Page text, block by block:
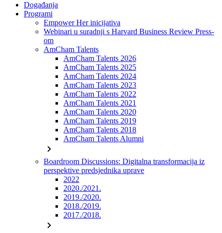
Događanja
Programi
Empower Her inicijativa
Webinari u suradnji s Harvard Business Review Press-
om
AmCham Talents
AmCham Talents 2026
AmCham Talents 2025
AmCham Talents 2024
AmCham Talents 2023
AmCham Talents 2022
AmCham Talents 2021
AmCham Talents 2020
AmCham Talents 2019
AmCham Talents 2018
AmCham Talents Alumni
chevron_right
Boardroom Discussions: Digitalna transformacija iz
perspektive predsjednika uprave
2022
2020./2021.
2019./2020.
2018./2019.
2017./2018.
chevron_right